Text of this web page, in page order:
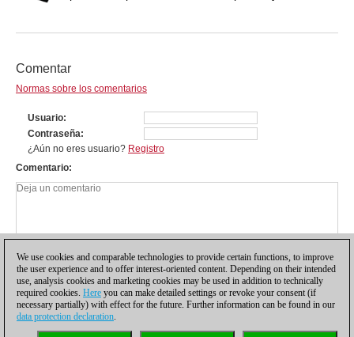
Comentar
Normas sobre los comentarios
Usuario
Contraseña
¿Aún no eres usuario? Registro
Comentario
We use cookies and comparable technologies to provide certain functions, to improve
the user experience and to offer interest-oriented content. Depending on their intended
use, analysis cookies and marketing cookies may be used in addition to technically
required cookies. Here you can make detailed settings or revoke your consent (if
necessary partially) with effect for the future. Further information can be found in our
data protection declaration.